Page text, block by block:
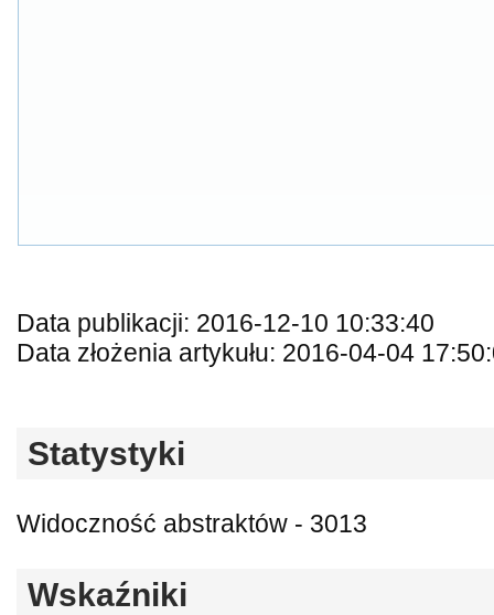
Data publikacji: 2016-12-10 10:33:40
Data złożenia artykułu: 2016-04-04
Statystyki
Widoczność abstraktów - 3013
Wskaźniki